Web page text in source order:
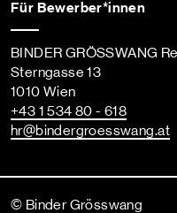
Für Bewerber*innen
BINDER GRÖSSWANG
Sterngasse 13
1010 Wien
+43 1 534 80 - 618
hr@bindergroesswang.at
© Binder Grösswang